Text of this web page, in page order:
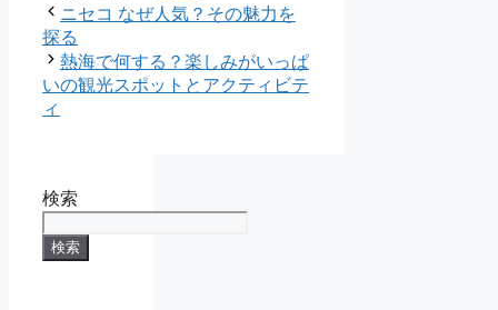
ニセコ なぜ人気？その魅力を
探る
熱海で何する？楽しみがいっぱ
いの観光スポットとアクティビテ
ィ
検索
検索